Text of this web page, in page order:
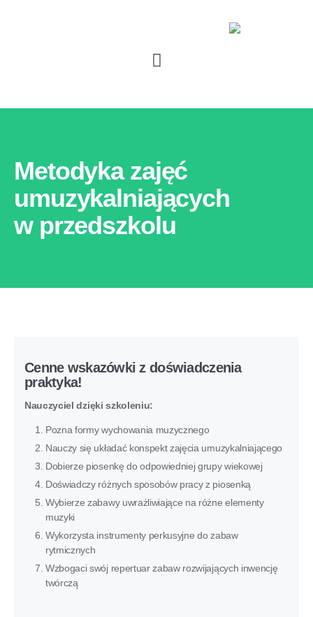
Metodyka zajęć
umuzykalniających
w przedszkolu
Cenne wskazówki z doświadczenia
praktyka!
Nauczyciel dzięki szkoleniu:
Pozna formy wychowania muzycznego
Nauczy się układać konspekt zajęcia umuzykalniającego
Dobierze piosenkę do odpowiedniej grupy wiekowej
Doświadczy różnych sposobów pracy z piosenką
Wybierze zabawy uwrażliwiające na różne elementy
muzyki
Wykorzysta instrumenty perkusyjne do zabaw
rytmicznych
Wzbogaci swój repertuar zabaw rozwijających inwencję
twórczą